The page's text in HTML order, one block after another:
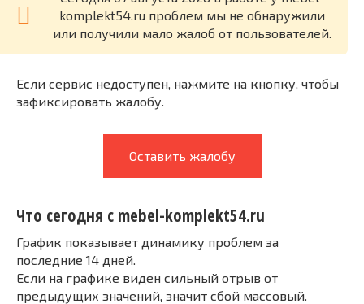
komplekt54.ru проблем мы не обнаружили
или получили мало жалоб от пользователей.
Если сервис недоступен, нажмите на кнопку, чтобы
зафиксировать жалобу.
Оставить жалобу
Что сегодня с mebel-komplekt54.ru
График показывает динамику проблем за
последние 14 дней.
Если на графике виден сильный отрыв от
предыдущих значений, значит сбой массовый.